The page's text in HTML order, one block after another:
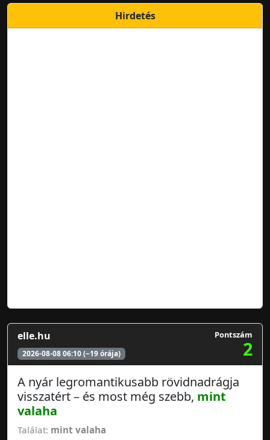
Hirdetés
elle.hu
2026-08-08 06:10 (~19 órája)
Pontszám
2
A nyár legromantikusabb rövidnadrágja
visszatért – és most még szebb, mint
valaha
Találat: mint valaha